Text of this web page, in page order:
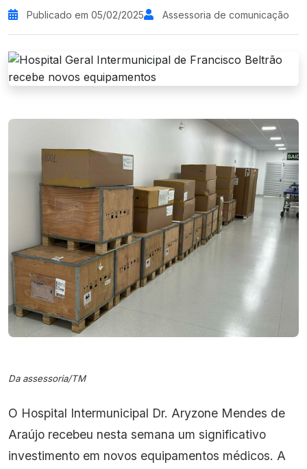
Publicado em 05/02/2025 Assessoria de comunicação
Da assessoria/TM
O Hospital Intermunicipal Dr. Aryzone Mendes de
Araújo recebeu nesta semana um significativo
investimento em novos equipamentos médicos. A